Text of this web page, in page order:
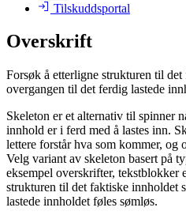
Tilskuddsportal
Overskrift
Forsøk å etterligne strukturen til
overgangen til det ferdig lastede
Skeleton er et alternativ til spinner
innhold er i ferd med å lastes inn.
lettere forstår hva som kommer, og
Velg variant av skeleton basert på
eksempel overskrifter, tekstblokker
strukturen til det faktiske innholdet
lastede innholdet føles sømløs.